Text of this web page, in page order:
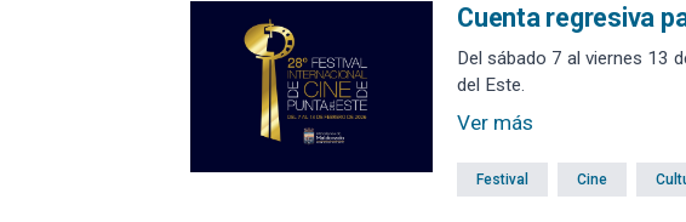
Cuenta regresiva
Del sábado 7 al viernes 13
del Este.
Ver más
Festival Cine